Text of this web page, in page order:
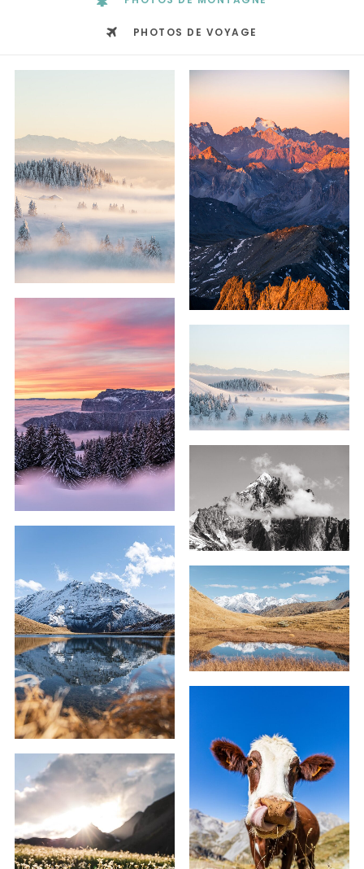
PHOTOS DE VOYAGE
69,00€–209,00
69,00€–255,00€
69,00€–179,00€
69,00€–209,00€
59,00€–239,00€
59,00€–239,00€
59,00€–179,00€
59,00€–239,00€
59,00€–239,00€